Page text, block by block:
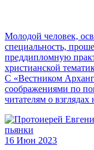
Молодой человек,
специальность,
преддипломную
христианской
С «Вестником
соображениями по
читателям о
16 Июн 2023